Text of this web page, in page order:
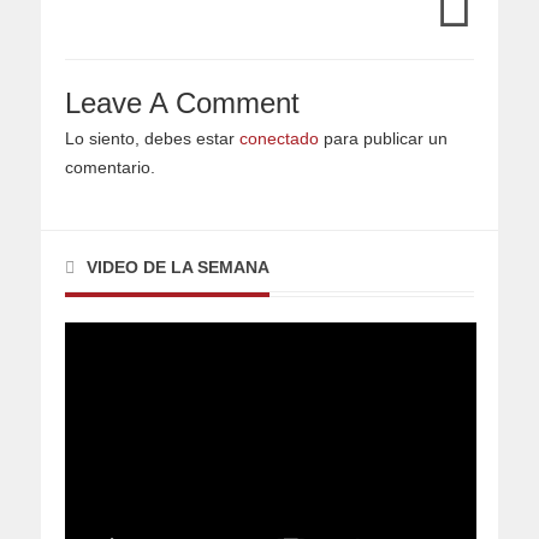
Leave A Comment
Lo siento, debes estar conectado para publicar un
comentario.
VIDEO DE LA SEMANA